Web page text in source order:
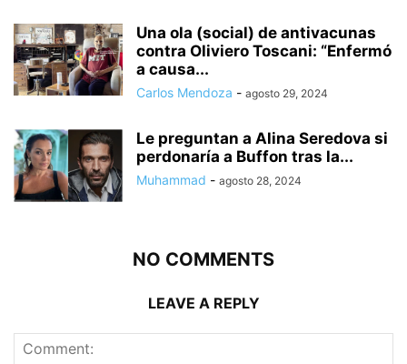
Una ola (social) de antivacunas
contra Oliviero Toscani: “Enfermó
a causa...
Carlos Mendoza - agosto 29, 2024
Le preguntan a Alina Seredova si
perdonaría a Buffon tras la...
Muhammad - agosto 28, 2024
NO COMMENTS
LEAVE A REPLY